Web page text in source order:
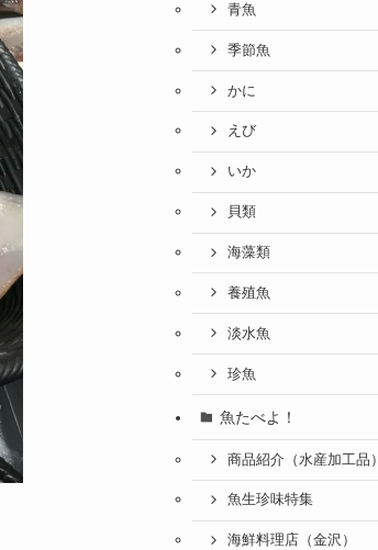
青魚
季節魚
かに
えび
いか
貝類
海藻類
養殖魚
淡水魚
珍魚
魚たべよ！
商品紹介（水産加工品）
魚生珍味特集
海鮮料理店（金沢）